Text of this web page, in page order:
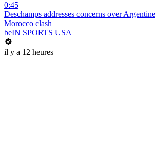
0:45
Deschamps addresses concerns over
Morocco clash
beIN SPORTS USA
il y a 12 heures